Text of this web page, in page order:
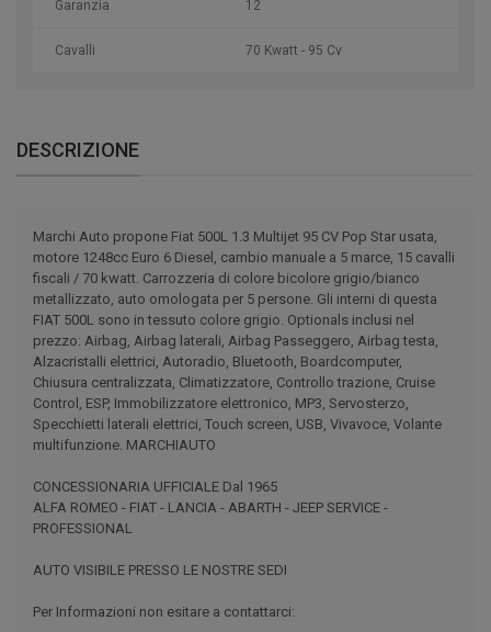
Garanzia 12
Cavalli 70 Kwatt - 95 Cv
DESCRIZIONE
Marchi Auto propone Fiat 500L 1.3 Multijet 95 CV Pop Star usata,
motore 1248cc Euro 6 Diesel, cambio manuale a 5 marce, 15 cavalli
fiscali / 70 kwatt. Carrozzeria di colore bicolore grigio/bianco
metallizzato, auto omologata per 5 persone. Gli interni di questa
FIAT 500L sono in tessuto colore grigio. Optionals inclusi nel
prezzo: Airbag, Airbag laterali, Airbag Passeggero, Airbag testa,
Alzacristalli elettrici, Autoradio, Bluetooth, Boardcomputer,
Chiusura centralizzata, Climatizzatore, Controllo trazione, Cruise
Control, ESP, Immobilizzatore elettronico, MP3, Servosterzo,
Specchietti laterali elettrici, Touch screen, USB, Vivavoce, Volante
multifunzione. MARCHIAUTO
CONCESSIONARIA UFFICIALE Dal 1965
ALFA ROMEO - FIAT - LANCIA - ABARTH - JEEP SERVICE -
PROFESSIONAL
AUTO VISIBILE PRESSO LE NOSTRE SEDI
Per Informazioni non esitare a contattarci: